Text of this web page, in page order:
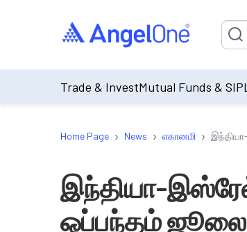
Trade & InvestMutual Funds & SIP
Home Page › News › எகானமி ›
இந்தியா-இஸ்ரேல்
ஒப்பந்தம் ஜூலை